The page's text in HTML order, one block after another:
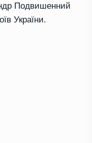
Подвишенний
України.